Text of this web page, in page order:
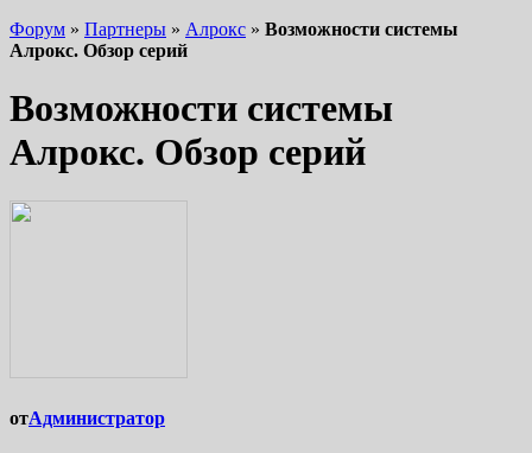
Форум » Партнеры » Алрокс » Возможности системы
Алрокс. Обзор серий
Возможности системы
Алрокс. Обзор серий
отАдминистратор